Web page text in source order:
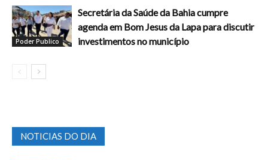
Poder Publico
Secretária da Saúde da Bahia cumpre
agenda em Bom Jesus da Lapa para discutir
investimentos no município
NOTICIAS DO DIA